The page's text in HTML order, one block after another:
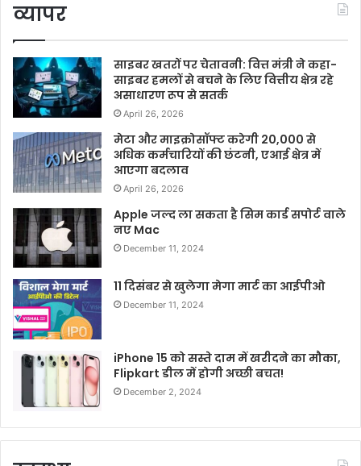
व्यापर
साइबर खतरों पर चेतावनी: वित्त मंत्री ने कहा-
साइबर हमलों से बचने के लिए वित्तीय क्षेत्र रहे
असाधारण रूप से सतर्क
April 26, 2026
मेटा और माइक्रोसॉफ्ट करेगी 20,000 से
अधिक कर्मचारियों की छंटनी, एआई क्षेत्र में
आएगा बदलाव
April 26, 2026
Apple जल्द ला सकता है सिम कार्ड सपोर्ट वाले
नए Mac
December 11, 2024
11 दिसंबर से खुलेगा मेगा मार्ट का आईपीओ
December 11, 2024
iPhone 15 को सस्ते दाम में खरीदने का मौका,
Flipkart डील में होगी अच्छी बचत!
December 2, 2024